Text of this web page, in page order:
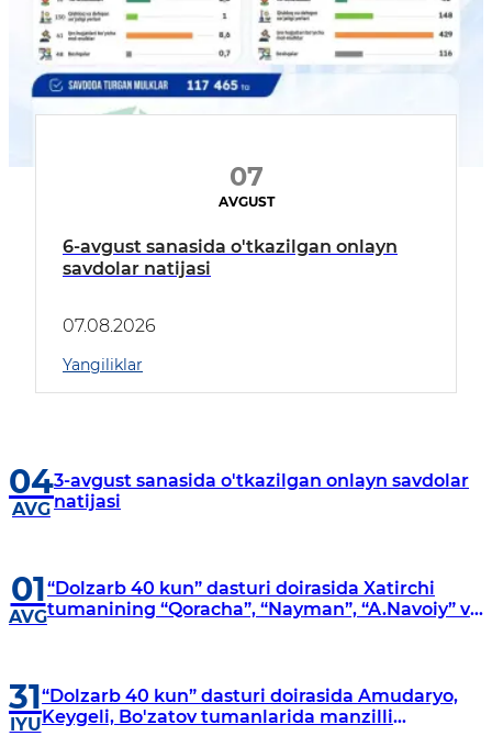
07
AVGUST
6-avgust sanasida o'tkazilgan onlayn
savdolar natijasi
07.08.2026
Yangiliklar
04
AVG
3-avgust sanasida o'tkazilgan onlayn savdolar
natijasi
01
AVG
“Dolzarb 40 kun” dasturi doirasida Xatirchi
tumanining “Qoracha”, “Nayman”, “A.Navoiy” va
31
IYU
“Dolzarb 40 kun” dasturi doirasida Amudaryo,
Keygeli, Bo'zatov tumanlarida manzilli